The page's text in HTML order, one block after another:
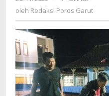
Model
Ideal
Dana
Desa
Redaksi
Garut
oleh Redaksi Poros Garut